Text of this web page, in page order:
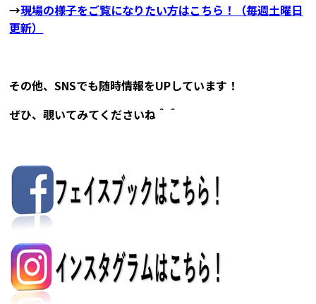
→現場の様子をご覧になりたい方はこちら！（毎週土曜日
更新）
その他、SNSでも随時情報をUPしています！
ぜひ、覗いてみてくださいね＾＾